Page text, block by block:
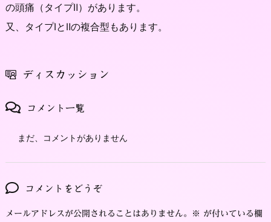
の頭痛（タイプⅡ）があります。
又、タイプⅠとⅡの複合型もあります。
ディスカッション
コメント一覧
まだ、コメントがありません
コメントをどうぞ
メールアドレスが公開されることはありません。 ※ が付いている欄